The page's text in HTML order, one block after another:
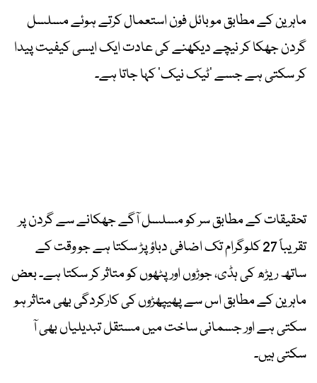
ماہرین کے مطابق موبائل فون استعمال کرتے ہوئے مسلسل
گردن جھکا کر نیچے دیکھنے کی عادت ایک ایسی کیفیت پیدا
کر سکتی ہے جسے ’ٹیک نیک‘ کہا جاتا ہے۔
تحقیقات کے مطابق سر کو مسلسل آگے جھکانے سے گردن پر
تقریباً 27 کلوگرام تک اضافی دباؤ پڑ سکتا ہے جو وقت کے
ساتھ ریڑھ کی ہڈی، جوڑوں اور پٹھوں کو متاثر کر سکتا ہے۔ بعض
ماہرین کے مطابق اس سے پھیپھڑوں کی کارکردگی بھی متاثر ہو
سکتی ہے اور جسمانی ساخت میں مستقل تبدیلیاں بھی آ
سکتی ہیں۔